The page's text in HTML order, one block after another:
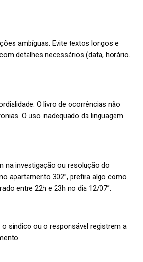
ambíguas. Evite textos longos e
detalhes necessários (data, horário,
O livro de ocorrências não
O uso inadequado da linguagem
na investigação ou resolução do
apartamento 302”, prefira algo como
entre 22h e 23h no dia 12/07”.
síndico ou o responsável registrem a